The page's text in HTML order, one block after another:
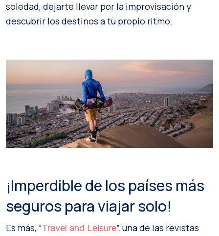
soledad, dejarte llevar por la improvisación y
descubrir los destinos a tu propio ritmo.
¡Imperdible de los países más
seguros para viajar solo!
Es más, “Travel and Leisure”, una de las revistas